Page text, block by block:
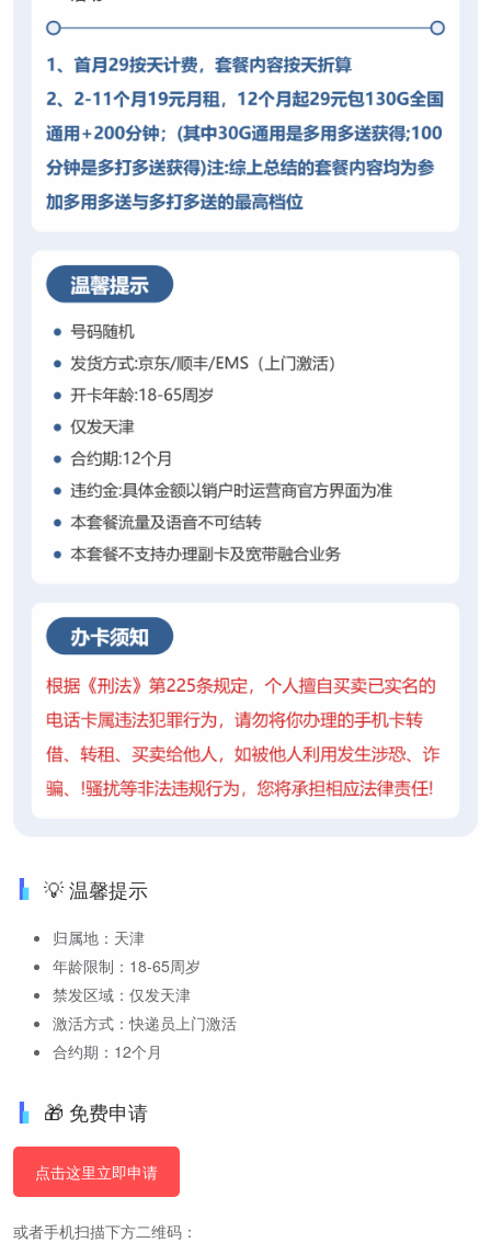
💡 温馨提示
归属地：天津
年龄限制：18-65周岁
禁发区域：仅发天津
激活方式：快递员上门激活
合约期：12个月
🎁 免费申请
点击这里立即申请
或者手机扫描下方二维码：